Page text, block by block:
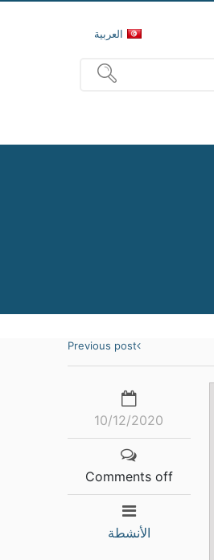
العربية
Previous post
10/12/2020
Comments off
الأنشطة